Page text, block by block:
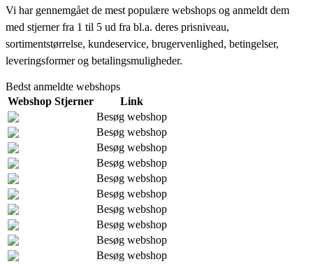
Vi har gennemgået de mest populære webshops og anmeldt dem
med stjerner fra 1 til 5 ud fra bl.a. deres prisniveau,
sortimentstørrelse, kundeservice, brugervenlighed, betingelser,
leveringsformer og betalingsmuligheder.
Bedst anmeldte webshops
Webshop Stjerner
Link
Besøg webshop
Besøg webshop
Besøg webshop
Besøg webshop
Besøg webshop
Besøg webshop
Besøg webshop
Besøg webshop
Besøg webshop
Besøg webshop